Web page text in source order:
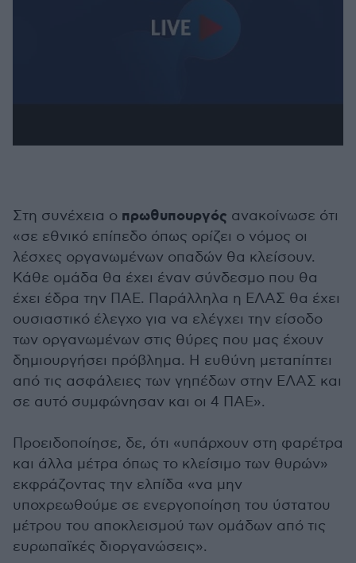
Στη συνέχεια ο πρωθυπουργός ανακοίνωσε ότι
«σε εθνικό επίπεδο όπως ορίζει ο νόμος οι
λέσχες οργανωμένων οπαδών θα κλείσουν.
Κάθε ομάδα θα έχει έναν σύνδεσμο που θα
έχει έδρα την ΠΑΕ. Παράλληλα η ΕΛΑΣ θα έχει
ουσιαστικό έλεγχο για να ελέγχει την είσοδο
των οργανωμένων στις θύρες που μας έχουν
δημιουργήσει πρόβλημα. Η ευθύνη μεταπίπτει
από τις ασφάλειες των γηπέδων στην ΕΛΑΣ και
σε αυτό συμφώνησαν και οι 4 ΠΑΕ».
Προειδοποίησε, δε, ότι «υπάρχουν στη φαρέτρα
και άλλα μέτρα όπως το κλείσιμο των θυρών»
εκφράζοντας την ελπίδα «να μην
υποχρεωθούμε σε ενεργοποίηση του ύστατου
μέτρου του αποκλεισμού των ομάδων από τις
ευρωπαϊκές διοργανώσεις».